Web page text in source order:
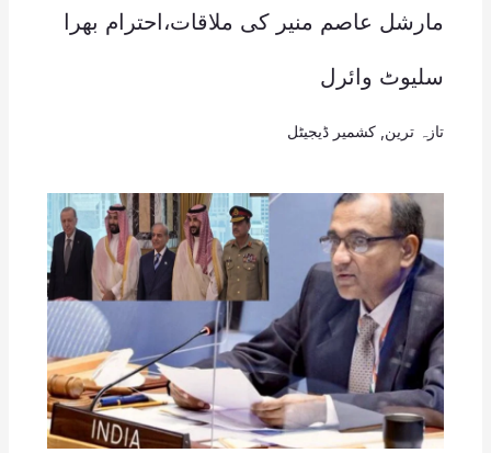
مارشل عاصم منیر کی ملاقات،احترام بھرا
سلیوٹ وائرل
تازہ ترین کشمیر ڈیجیٹل